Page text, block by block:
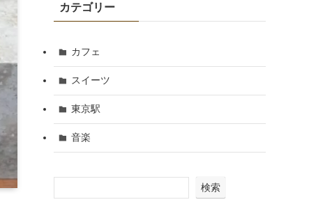
カテゴリー
カフェ
スイーツ
東京駅
音楽
検索